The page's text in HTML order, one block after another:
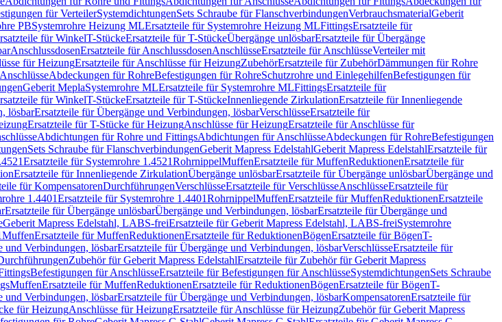
für VerteilerSystemdichtungenSets Schraube für FlanschverbindungenVerbrauchsmaterialGeberit
PBSystemrohre Heizung MLErsatzteile für Systemrohre Heizung MLFittingsErsatzteile für
für WinkelT-StückeErsatzteile für T-StückeÜbergänge unlösbarErsatzteile für Übergänge
AnschlussdosenErsatzteile für AnschlussdosenAnschlüsseErsatzteile für AnschlüsseVerteiler mit
für HeizungErsatzteile für Anschlüsse für HeizungZubehörErsatzteile für ZubehörDämmungen für Rohre
Abdeckungen für RohreBefestigungen für RohreSchutzrohre und EinlegehilfenBefestigungen für
Geberit MeplaSystemrohre MLErsatzteile für Systemrohre MLFittingsErsatzteile für
für WinkelT-StückeErsatzteile für T-StückeInnenliegende ZirkulationErsatzteile für Innenliegende
lösbarErsatzteile für Übergänge und Verbindungen, lösbarVerschlüsseErsatzteile für
Ersatzteile für T-Stücke für HeizungAnschlüsse für HeizungErsatzteile für Anschlüsse für
Abdichtungen für Rohre und FittingsAbdichtungen für AnschlüsseAbdeckungen für RohreBefestigungen
Sets Schraube für FlanschverbindungenGeberit Mapress EdelstahlGeberit Mapress EdelstahlErsatzteile für
Ersatzteile für Systemrohre 1.4521RohrnippelMuffenErsatzteile für MuffenReduktionenErsatzteile für
Ersatzteile für Innenliegende ZirkulationÜbergänge unlösbarErsatzteile für Übergänge unlösbarÜbergänge und
für KompensatorenDurchführungenVerschlüsseErsatzteile für VerschlüsseAnschlüsseErsatzteile für
1.4401Ersatzteile für Systemrohre 1.4401RohrnippelMuffenErsatzteile für MuffenReduktionenErsatzteile
Ersatzteile für Übergänge unlösbarÜbergänge und Verbindungen, lösbarErsatzteile für Übergänge und
Geberit Mapress Edelstahl, LABS-freiErsatzteile für Geberit Mapress Edelstahl, LABS-freiSystemrohre
MuffenErsatzteile für MuffenReduktionenErsatzteile für ReduktionenBögenErsatzteile für BögenT-
und Verbindungen, lösbarErsatzteile für Übergänge und Verbindungen, lösbarVerschlüsseErsatzteile für
Zubehör für Geberit Mapress EdelstahlErsatzteile für Zubehör für Geberit Mapress
Befestigungen für AnschlüsseErsatzteile für Befestigungen für AnschlüsseSystemdichtungenSets Schraube
MuffenErsatzteile für MuffenReduktionenErsatzteile für ReduktionenBögenErsatzteile für BögenT-
und Verbindungen, lösbarErsatzteile für Übergänge und Verbindungen, lösbarKompensatorenErsatzteile für
für HeizungAnschlüsse für HeizungErsatzteile für Anschlüsse für HeizungZubehör für Geberit Mapress